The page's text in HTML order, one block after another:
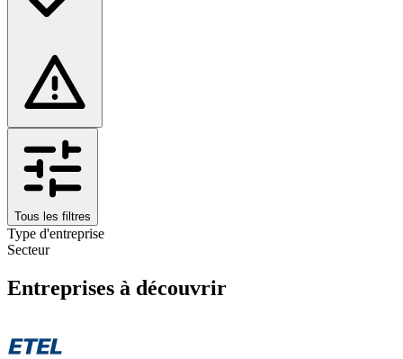
Tous les filtres
Type d'entreprise
Secteur
Entreprises à découvrir